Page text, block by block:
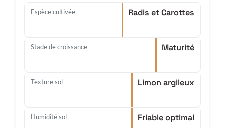
Espèce cultivée Radis et Carottes
Stade de croissance Maturité
Texture sol Limon argileux
Humidité sol Friable optimal